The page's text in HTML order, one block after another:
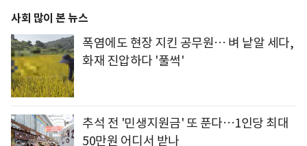
사회 많이 본 뉴스
폭염에도 현장 지킨 공무원… 벼 낱알 세다,
화재 진압하다 '풀썩'
추석 전 '민생지원금' 또 푼다…1인당 최대
50만원 어디서 받나